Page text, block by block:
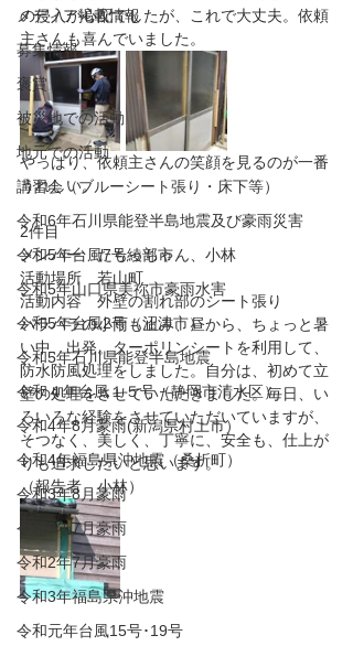
メディア掲載情報
募集情報
褒賞
被災地での活動
地元での活動
講習会（ブルーシート張り・床下等）
令和6年石川県能登半島地震及び豪雨災害
令和5年台風7号綾部市
令和5年山口県美祢市豪雨水害
令和5年台風2号（沼津市）
令和5年石川県能登半島地震
令和４年台風１５号（静岡市清水区）
令和4年8月豪雨(新潟県村上市）
令和4年福島県沖地震（桑折町）
令和3年8月豪雨
令和3年7月豪雨
令和2年7月豪雨
令和3年福島県沖地震
令和元年台風15号･19号
の侵入が心配でしたが、これで大丈夫。依頼
主さんも喜んでいました。
やっぱり、依頼主さんの笑顔を見るのが一番
うれしい。
2件目
メンバー　たもっちゃん、小林
活動場所　若山町
活動内容　外壁の割れ部のシート張り
パラパラの小雨も止み、昼から、ちょっと暑
い中、出発。ターポリンシートを利用して、
防水防風処理をしました。自分は、初めて立
壁の処理をさせていただきました。毎日、い
ろいろな経験をさせていただいていますが、
そつなく、美しく、丁寧に、安全も、仕上が
りも追求したいと思います。
（報告者　小林）